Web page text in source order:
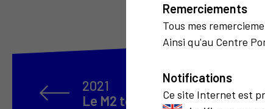
Remerciements
Tous mes
Ainsi qu'au Centre
Notifications
Ce site Internet est
2021
Le M2 tokenisé